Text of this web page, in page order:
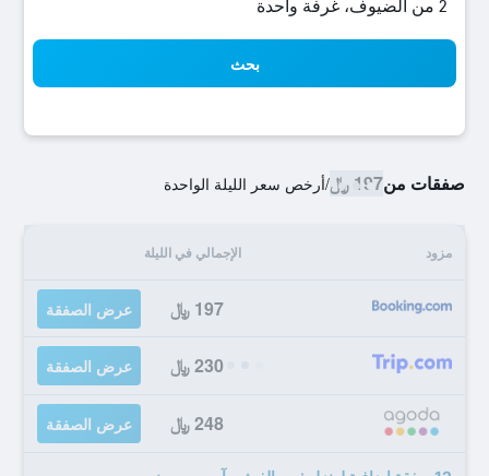
2 من الضيوف، غرفة واحدة
بحث
صفقات من197 ﷼ /أرخص سعر الليلة الواحدة
مزود الإجمالي في الليلة
197 ﷼ عرض الصفقة
230 ﷼ عرض الصفقة
248 ﷼ عرض الصفقة